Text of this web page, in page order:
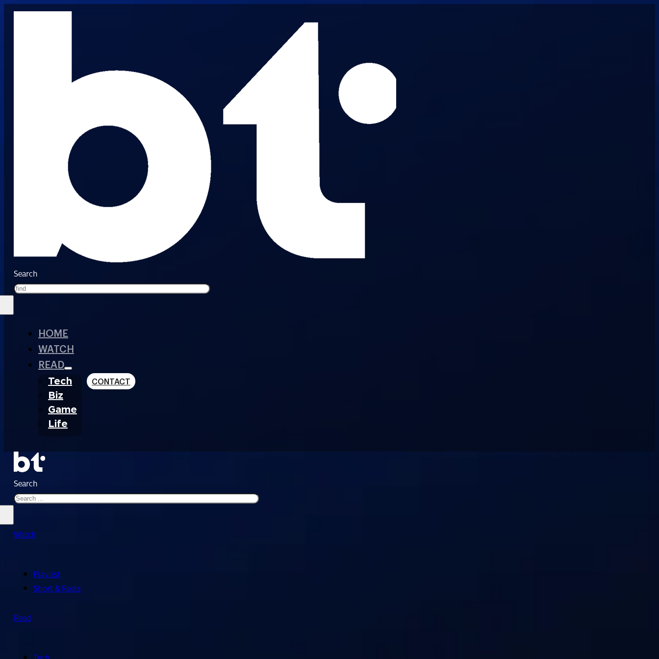
Search
HOME
WATCH
READ
Tech
Biz
Game
Life
CONTACT
Search
Watch
Playlist
Short & Reels
Read